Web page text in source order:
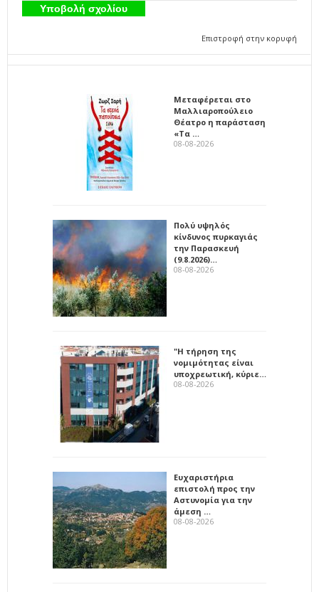
Επιστροφή στην κορυφή
Μεταφέρεται στο
Μαλλιαροπούλειο
Θέατρο η παράσταση
«Τα …
08-08-2026
Πολύ υψηλός
κίνδυνος πυρκαγιάς
την Παρασκευή
(9.8.2026)…
08-08-2026
"Η τήρηση της
νομιμότητας είναι
υποχρεωτική, κύριε…
08-08-2026
Ευχαριστήρια
επιστολή προς την
Αστυνομία για την
άμεση …
08-08-2026